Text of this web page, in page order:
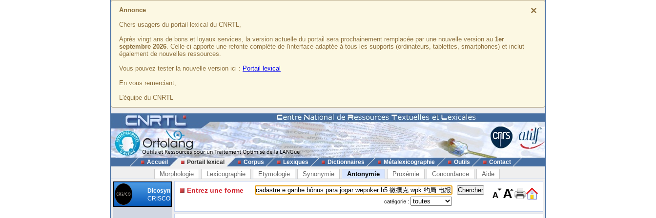
×
Annonce
Chers usagers du portail lexical du CNRTL,
Après vingt ans de bons et loyaux services, la version actuelle du portail sera prochainement remplacée par une nouvelle version au 1er
septembre 2026. Celle-ci apporte une refonte complète de l'interface adaptée à tous les supports (ordinateurs, tablettes, smartphones) et inclut
également de nouvelles ressources.
Vous pouvez tester la nouvelle version ici : Portail lexical
En vous remerciant,
L'équipe du CNRTL
Accueil Portail lexical Corpus Lexiques Dictionnaires Métalexicographie Outils Contact
Morphologie Lexicographie Etymologie Synonymie Antonymie Proxémie Concordance Aide
Dicosyn
CRISCO
Entrez une forme
catégorie :